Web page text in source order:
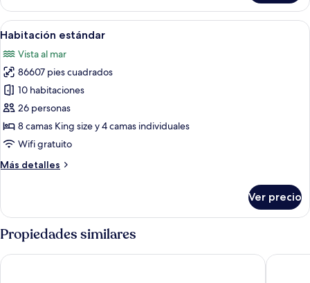
Prestigio,
balcón
Abrir
todas
las
fotos
de
Habitación
estándar
Un dormitorio amplio con una cama
18
Habitación estándar
Vista al mar
86607 pies cuadrados
10 habitaciones
26 personas
8 camas King size y 4 camas individuales
Wifi gratuito
Más detalles
Más
estándar
Ver precio
Propiedades similares
Banyan Tree Phuket